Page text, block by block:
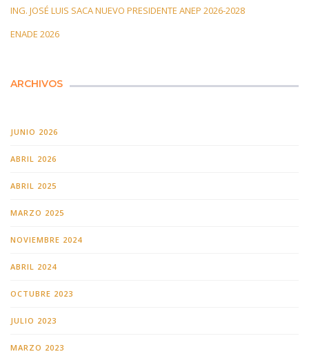
ING. JOSÉ LUIS SACA NUEVO PRESIDENTE ANEP 2026-2028
ENADE 2026
ARCHIVOS
JUNIO 2026
ABRIL 2026
ABRIL 2025
MARZO 2025
NOVIEMBRE 2024
ABRIL 2024
OCTUBRE 2023
JULIO 2023
MARZO 2023